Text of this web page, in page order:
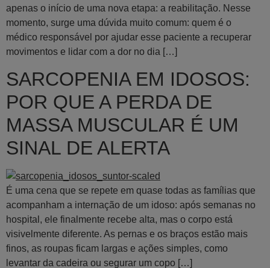
apenas o início de uma nova etapa: a reabilitação. Nesse
momento, surge uma dúvida muito comum: quem é o
médico responsável por ajudar esse paciente a recuperar
movimentos e lidar com a dor no dia […]
SARCOPENIA EM IDOSOS:
POR QUE A PERDA DE
MASSA MUSCULAR É UM
SINAL DE ALERTA
É uma cena que se repete em quase todas as famílias que
acompanham a internação de um idoso: após semanas no
hospital, ele finalmente recebe alta, mas o corpo está
visivelmente diferente. As pernas e os braços estão mais
finos, as roupas ficam largas e ações simples, como
levantar da cadeira ou segurar um copo […]